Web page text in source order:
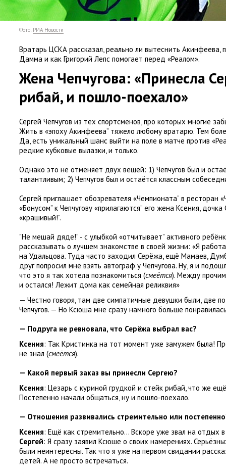
Фото: РИА Новости
Вратарь ЦСКА рассказал, реально ли вытеснить Акинфеева,
Дамма и как Григорий Лепс помогает перед «Реалом».
Жена Чепчугова: «Принесла
рибай, и пошло-поехало»
Сергей Чепчугов из тех спортсменов, про которых многие
Жить в «эпоху Акинфеева” тяжело любому вратарю. Тем
Да, есть уникальный шанс выйти на поле в матче против «
редкие кубковые вылазки, и только.
Однако это не отменяет двух вещей: 1) Чепчугов был и
талантливым; 2) Чепчугов был и остаётся классным
Сергей приглашает обозревателя «Чемпионата” в ресторан «
«Бонусом” к Чепчугову «прилагаются” его жена Ксения, дочка
«крашивый!”.
"Не мешай дяде!” - с улыбкой «отчитывает” активного
рассказывать о лучшем знакомстве в своей жизни: «Я
на Удальцова. Туда часто заходил Серёжа, ещё Мамаев,
друг попросил мне взять автограф у Чепчугова. Ну, я и
что это я так хотела познакомиться (смеётся). Между прочим
и остался! Лежит дома как семейная реликвия»
— Честно говоря, там две симпатичные девушки были, две
Чепчугов. — Но Ксюша мне сразу намного больше
— Подруга не ревновала, что Серёжа выбрал вас?
Ксения: Так Кристинка на тот момент уже замужем была!
не знал (смеётся).
— Какой первый заказ вы принесли Сергею?
Ксения: Цезарь с куриной грудкой и стейк рибай, что же
Постепенно начали общаться, ну и пошло-поехало.
— Отношения развивались стремительно или
Ксения: Ещё как стремительно… Вскоре уже звал на отдых
Сергей: Я сразу заявил Ксюше о своих намерениях.
были неинтересны. Так что я уже на первом свидании
детей. А не просто встречаться.